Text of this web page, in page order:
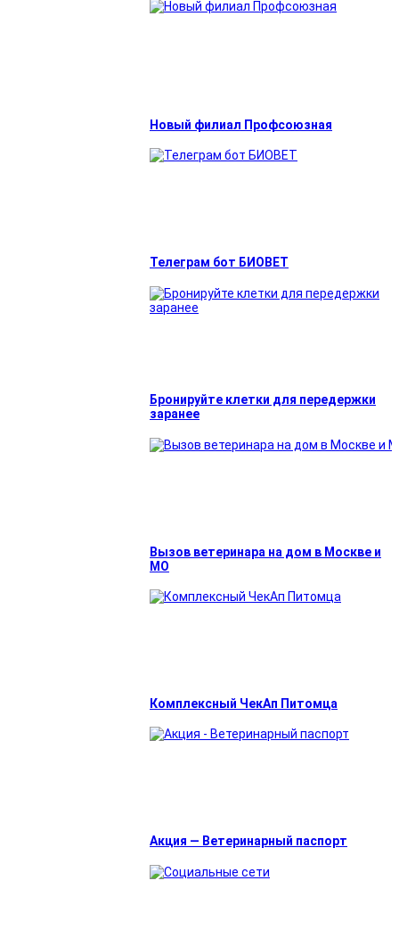
Новый филиал Профсоюзная
Телеграм бот БИОВЕТ
Бронируйте клетки для передержки
заранее
Вызов ветеринара на дом в Москве и
МО
Комплексный ЧекАп Питомца
Акция — Ветеринарный паспорт